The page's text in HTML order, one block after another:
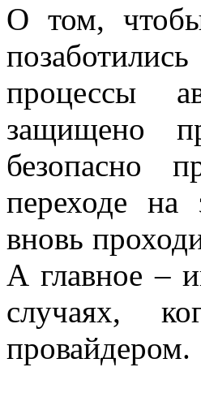
О том,
процессы
защищено
безопасно
переходе на
вновь
А главное –
случаях,
провайдером.